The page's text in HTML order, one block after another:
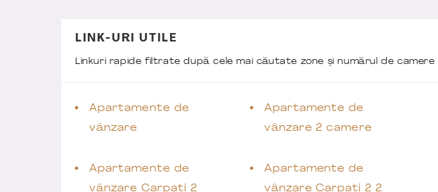
LINK-URI UTILE
Linkuri rapide filtrate după cele mai căutate zone și numărul de camere
Apartamente de
vânzare
Apartamente de
vânzare Carpati 2
Apartamente de
vânzare 2 camere
Apartamente de
vânzare Carpati 2 2